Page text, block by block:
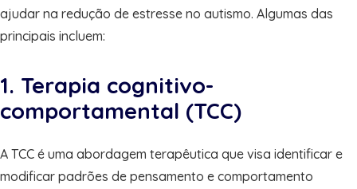
ajudar na redução de estresse no autismo. Algumas das
principais incluem:
1. Terapia cognitivo-
comportamental (TCC)
A TCC é uma abordagem terapêutica que visa identificar e
modificar padrões de pensamento e comportamento